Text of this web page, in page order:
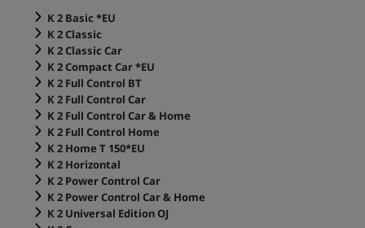
K 2 Basic *EU
K 2 Classic
K 2 Classic Car
K 2 Compact Car *EU
K 2 Full Control BT
K 2 Full Control Car
K 2 Full Control Car & Home
K 2 Full Control Home
K 2 Home T 150*EU
K 2 Horizontal
K 2 Power Control Car
K 2 Power Control Car & Home
K 2 Universal Edition OJ